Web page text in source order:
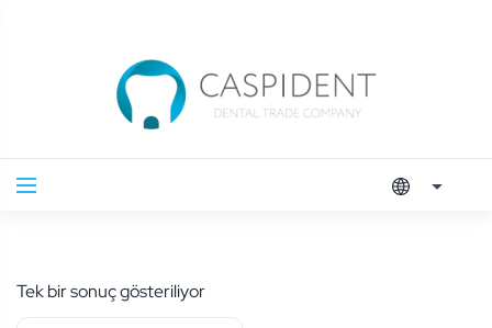
Tek bir sonuç gösteriliyor